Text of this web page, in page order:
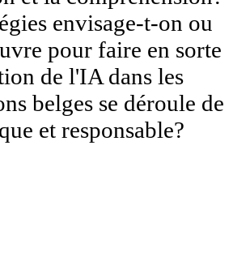
envisage-t-on ou
pour faire en sorte
de l'IA dans les
belges se déroule de
et responsable?